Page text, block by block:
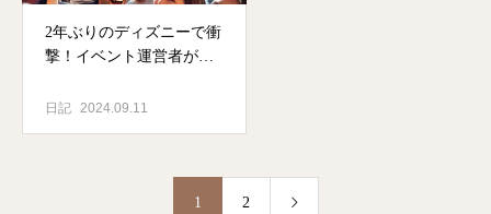
2年ぶりのディズニーで衝
撃！イベント運営者が学
日記 2024.09.11
1 2